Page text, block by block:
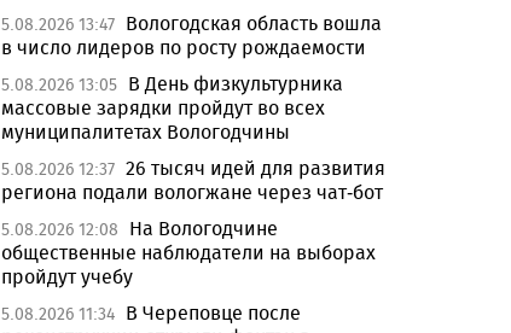
5.08.2026 13:47 Вологодская область вошла
в число лидеров по росту рождаемости
5.08.2026 13:05 В День физкультурника
массовые зарядки пройдут во всех
муниципалитетах Вологодчины
5.08.2026 12:37 26 тысяч идей для развития
региона подали вологжане через чат-бот
5.08.2026 12:08
На Вологодчине
общественные наблюдатели на выборах
пройдут учебу
5.08.2026 11:34 В Череповце после